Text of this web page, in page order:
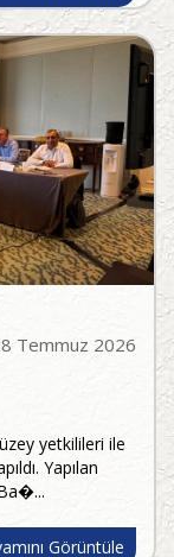
Temmuz 2026
yetkilileri ile
Yapılan
Görüntüle